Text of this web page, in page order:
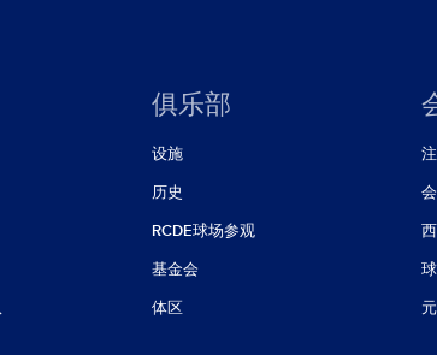
俱乐部
设施
历史
RCDE球场参观
基金会
体区